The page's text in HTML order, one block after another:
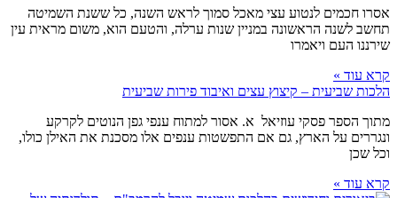
אסרו חכמים לנטוע עצי מאכל סמוך לראש השנה, כל ששנת השמיטה
תחשב לשנה הראשונה במניין שנות ערלה, והטעם הוא, משום מראית עין
שירננו העם ויאמרו
קרא עוד »
הלכות שביעית – קיצוץ עצים ואיבוד פירות שביעית
מתוך הספר פסקי עוזיאל א. אסור למתוח ענפי גפן הנוטים לקרקע
ונגררים על הארץ, גם אם התפשטות ענפים אלו מסכנת את האילן כולו,
וכל שכן
קרא עוד »